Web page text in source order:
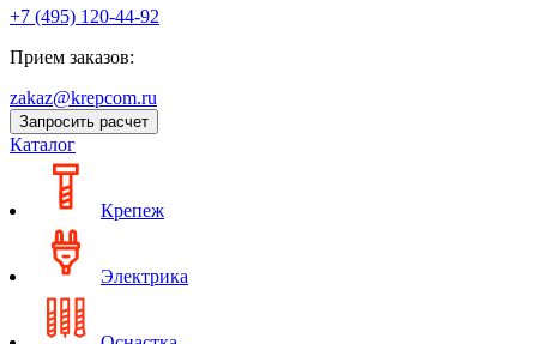
+7 (495) 120-44-92
Прием заказов:
zakaz@krepcom.ru
Запросить расчет
Каталог
Крепеж
Электрика